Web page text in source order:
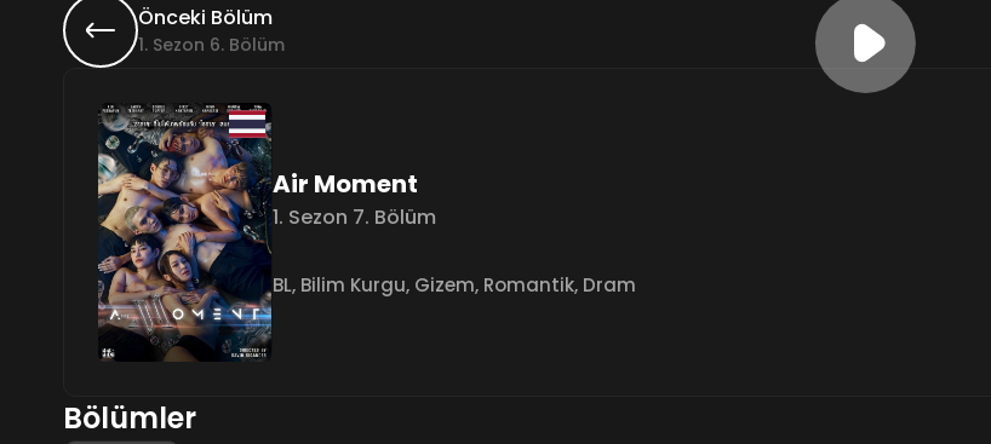
Önceki Bölüm
1. Sezon 6. Bölüm
Air Moment
1. Sezon 7. Bölüm
BL, Bilim Kurgu, Gizem, Romantik, Dram
Bölümler